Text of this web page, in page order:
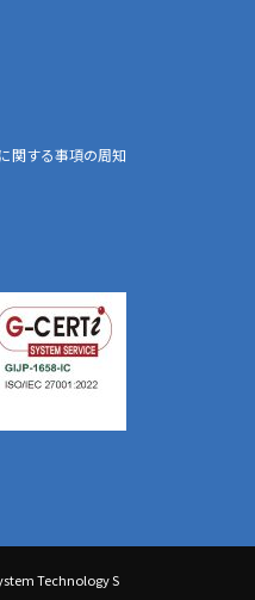
関する事項の周知
Technology S